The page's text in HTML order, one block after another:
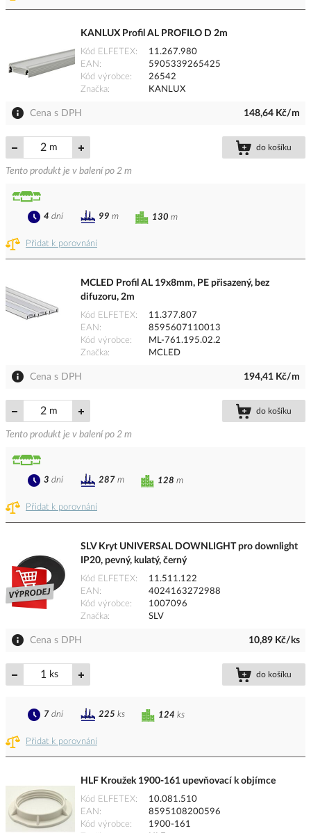
KANLUX Profil AL PROFILO D 2m
Kód ELFETEX
11.267.980
EAN
5905339265425
Kód výrobce
26542
Značka
KANLUX
Cena s DPH 148,64 Kč/m
m do košíku
Tento produkt je v balení po 2 m
Přidat k porovnání
130 m
4 dní 99 m
MCLED Profil AL 19x8mm, PE přisazený, bez
difuzoru, 2m
Kód ELFETEX
11.377.807
EAN
8595607110013
Kód výrobce
ML-761.195.02.2
Značka
MCLED
Cena s DPH 194,41 Kč/m
m do košíku
Tento produkt je v balení po 2 m
Přidat k porovnání
128 m
3 dní 287 m
SLV Kryt UNIVERSAL DOWNLIGHT pro downlight
IP20, pevný, kulatý, černý
Kód ELFETEX
11.511.122
EAN
4024163272988
Kód výrobce
1007096
Značka
SLV
Cena s DPH 10,89 Kč/ks
ks do košíku
Přidat k porovnání
124 ks
7 dní 225 ks
HLF Kroužek 1900-161 upevňovací k objímce
Kód ELFETEX
10.081.510
EAN
8595108200596
Kód výrobce
1900-161